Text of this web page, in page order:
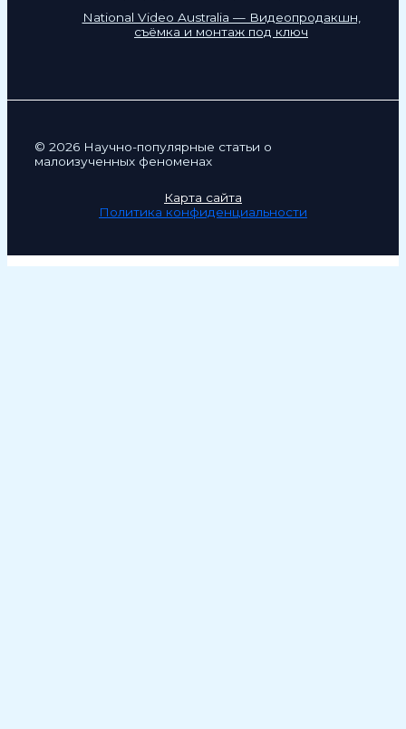
National Video Australia — Видеопродакшн,
съёмка и монтаж под ключ
© 2026 Научно-популярные статьи о
малоизученных феноменах
Карта сайта
Политика конфиденциальности